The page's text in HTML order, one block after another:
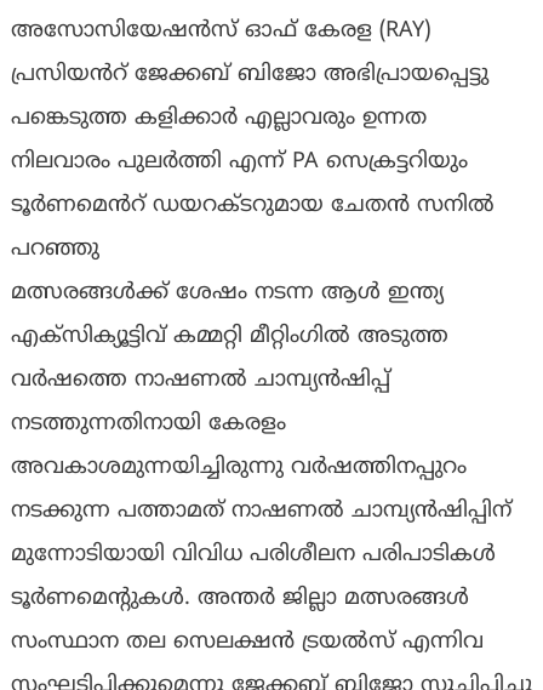
അസോസിയേഷൻസ് ഓഫ് കേരള (RAY)
പ്രസിയൻറ് ജേക്കബ് ബിജോ അഭിപ്രായപ്പെട്ടു
പങ്കെടുത്ത കളിക്കാർ എല്ലാവരും ഉന്നത
നിലവാരം പുലർത്തി എന്ന് PA സെക്രട്ടറിയും
ടൂർണമെൻറ് ഡയറക്‌ടറുമായ ചേതൻ സനിൽ
പറഞ്ഞു
മത്സരങ്ങൾക്ക് ശേഷം നടന്ന ആൾ ഇന്ത്യ
എക്‌സിക്യൂട്ടിവ് കമ്മറ്റി മീറ്റിംഗിൽ അടുത്ത
വർഷത്തെ നാഷണൽ ചാമ്പ്യൻഷിപ്പ്
നടത്തുന്നതിനായി കേരളം
അവകാശമുന്നയിച്ചിരുന്നു വർഷത്തിനപ്പുറം
നടക്കുന്ന പത്താമത് നാഷണൽ ചാമ്പ്യൻഷിപ്പിന്
മുന്നോടിയായി വിവിധ പരിശീലന പരിപാടികൾ
ടൂർണമെന്റുകൾ. അന്തർ ജില്ലാ മത്സരങ്ങൾ
സംസ്ഥാന തല സെലക്ഷൻ ട്രയൽസ് എന്നിവ